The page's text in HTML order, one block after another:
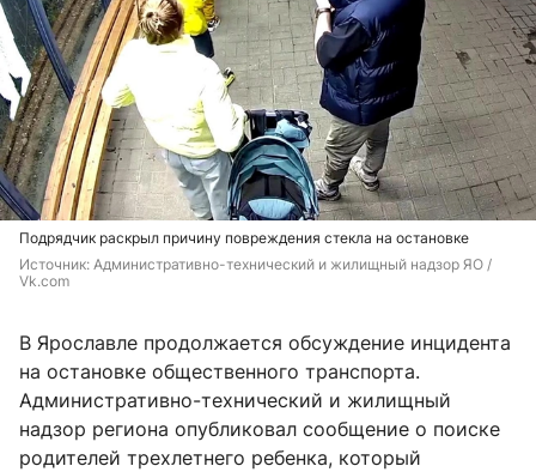
Подрядчик раскрыл причину повреждения стекла на остановке
Источник: Административно-технический и жилищный надзор ЯО /
Vk.com
В Ярославле продолжается обсуждение инцидента
на остановке общественного транспорта.
Административно-технический и жилищный
надзор региона опубликовал сообщение о поиске
родителей трехлетнего ребенка, который